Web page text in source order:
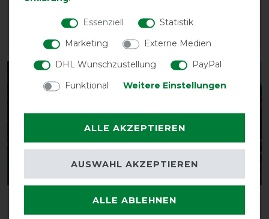
ARTIKEL MERKEN
36,85 € *
ARTIKEL MERKEN
Bucas Power Turnout
Bucas Therapy Turnout
Essenziell
Statistik
Marketing
Externe Medien
DHL Wunschzustellung
PayPal
Funktional
Weitere Einstellungen
ALLE AKZEPTIEREN
ALLE ABLEHNEN
AUSWAHL AKZEPTIEREN